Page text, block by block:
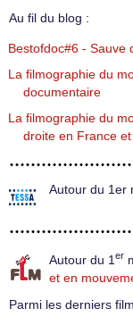
Au fil du blog :
Bestofdoc#6 - Sauve
La filmographie du
documentaire
La filmographie du
droite en France
Autour du 1er
Autour du 1 er
et en
Parmi les derniers